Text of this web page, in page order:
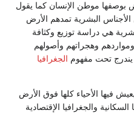
بوصفها موطن الإنسان كما يقول
البشرية تمدهم الأرض
هي دراسة توزيع وكثافة
وهجراتهم وأصولهم
يندرج تحت مفهوم الجغرافيا
يعيش فيها الأحياء كلها فوق الأرض
والجغرافيا الإقتصادية